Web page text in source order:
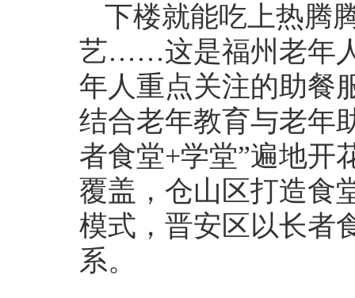
下楼就能吃上热腾
艺……这是福州老年
年人重点关注的助餐
结合老年教育与老年
者食堂+学堂”遍地开
覆盖，仓山区打造食
模式，晋安区以长者
系。